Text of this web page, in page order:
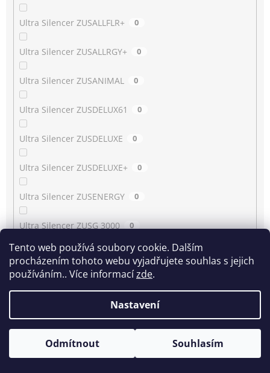
Tento web používá soubory cookie. Dalším
procházením tohoto webu vyjadřujete souhlas s jejich
používáním.. Více informacízde.
Nastavení
Odmítnout Souhlasím
Ultra Silencer ZUSALLFLR+ 0
Ultra Silencer ZUSALLRGY+ 0
Ultra Silencer ZUSANIMAL 0
Ultra Silencer ZUSDELUX61 0
Ultra Silencer ZUSDELUXE 0
Ultra Silencer ZUSDELUXE+ 0
Ultra Silencer ZUSENERGY 0
Ultra Silencer ZUSG 3000 0
Ultra Silencer ZUSG 3900…3990 0
Ultra Silencer ZUSGREEN 0
Ultra Silencer ZUSGREEN+